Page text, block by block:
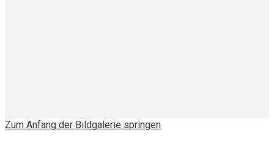
Zum Anfang der Bildgalerie springen